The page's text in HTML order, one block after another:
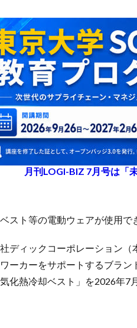
月刊LOGI-BIZ 7月号は「
スト等の電動ウェアが使用
ディックコーポレーション
ーカーをサポートするブラ
化熱冷却ベスト」を2026年7